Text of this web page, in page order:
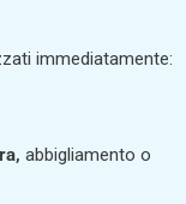
immediatamente:
abbigliamento o